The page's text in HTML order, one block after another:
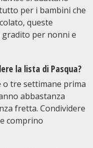
per i bambini che
queste
per nonni e
la lista di Pasqua?
o tre settimane prima
abbastanza
fretta. Condividere
comprino